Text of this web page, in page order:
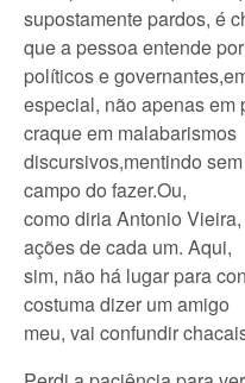
supostamente pardos, é
que a pessoa entende
políticos e governantes,
especial, não apenas em
craque em malabarismos
discursivos,mentindo
campo do fazer.Ou,
como diria Antonio
ações de cada um. Aqui,
sim, não há lugar para
costuma dizer um amigo
meu, vai confundir